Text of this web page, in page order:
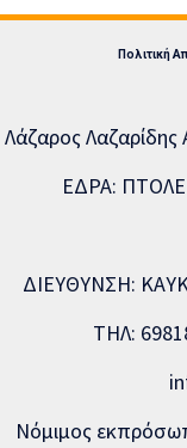
Πολιτική
Λάζαρος
ΕΔΡΑ:
ΔΙΕΥΘΥΝΣΗ:
ΤΗΛ:
Νόμιμος